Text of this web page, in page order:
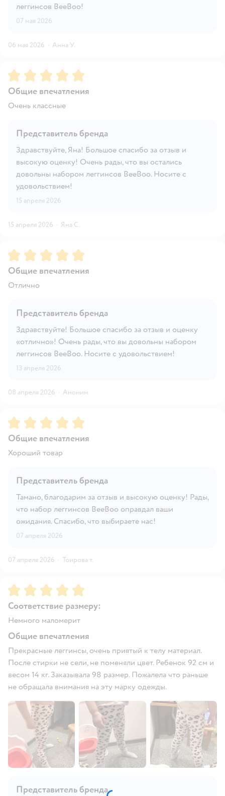
леггинсов BeeBoo!
07 мая 2026
06 мая 2026 · Анна У.
Рейтинг:5
Общие впечатления
Очень классные
Представитель бренда
Здравствуйте, Яна! Большое спасибо за отзыв и
высокую оценку! Очень рады, что вы остались
довольны набором леггинсов BeeBoo. Носите с
удовольствием!
15 апреля 2026
15 апреля 2026 · Яна С.
Рейтинг:5
Общие впечатления
Отлично
Представитель бренда
Здравствуйте! Большое спасибо за отзыв и оценку
«отлично»! Очень рады, что вы довольны набором
леггинсов BeeBoo. Носите с удовольствием!
13 апреля 2026
08 апреля 2026 · Аноним
Рейтинг:5
Общие впечатления
Хороший товар
Представитель бренда
Тамано, благодарим за отзыв и высокую оценку! Рады,
что набор леггинсов BeeBoo оправдал ваши
ожидания. Спасибо, что выбираете нас!
07 апреля 2026
07 апреля 2026 · Тоирова т.
Рейтинг:5
Соответствие размеру:
Немного маломерит
Общие впечатления
Прекрасные леггинсы, очень приятый к телу материал.
После стирки не сели, не поменяли цвет. Ребенок 92 см и
весом 14 кг. Заказывала 98 размер. Пожалела что раньше
не обращала внимания на эту марку одежды.
Представитель бренда